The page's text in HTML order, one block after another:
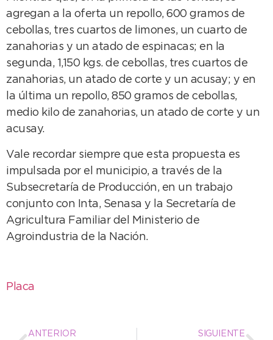
agregan a la oferta un repollo, 600 gramos de
cebollas, tres cuartos de limones, un cuarto de
zanahorias y un atado de espinacas; en la
segunda, 1,150 kgs. de cebollas, tres cuartos de
zanahorias, un atado de corte y un acusay; y en
la última un repollo, 850 gramos de cebollas,
medio kilo de zanahorias, un atado de corte y un
acusay.
Vale recordar siempre que esta propuesta es
impulsada por el municipio, a través de la
Subsecretaría de Producción, en un trabajo
conjunto con Inta, Senasa y la Secretaría de
Agricultura Familiar del Ministerio de
Agroindustria de la Nación.
Placa
ANTERIOR SIGUIENTE